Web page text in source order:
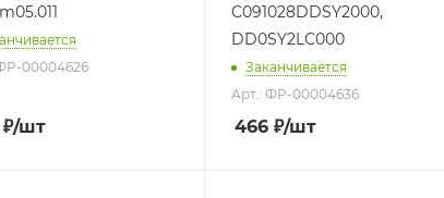
00004626
₽/шт
C091028DDSY2000,
DD0SY2LC000
Заканчивается
Арт.: ФР-00004636
466 ₽/шт